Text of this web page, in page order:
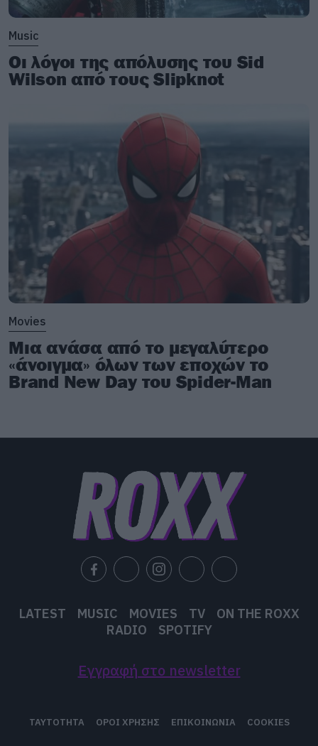
Music
Οι λόγοι της απόλυσης του Sid
Wilson από τους Slipknot
Movies
Μια ανάσα από το μεγαλύτερο
«άνοιγμα» όλων των εποχών το
Brand New Day του Spider-Man
LATEST MUSIC MOVIES TV
ON THE ROXX
RADIO
SPOTIFY
Εγγραφή στο newsletter
ΤΑΥΤΟΤΗΤΑ ΟΡΟΙ ΧΡΗΣΗΣ ΕΠΙΚΟΙΝΩΝΙΑ COOKIES